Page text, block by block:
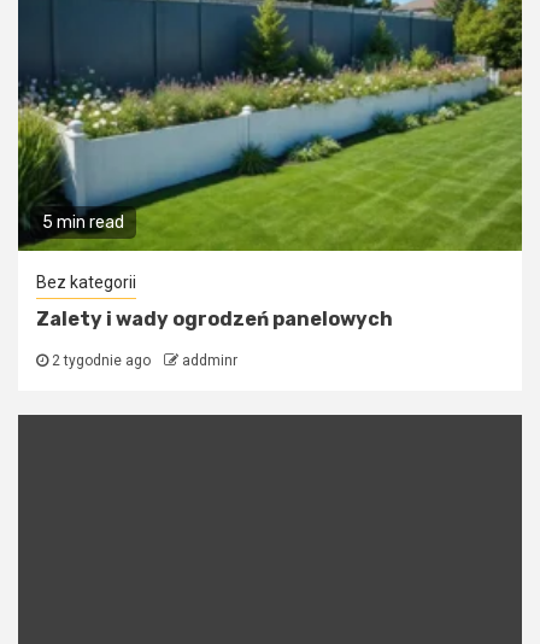
5 min read
Bez kategorii
Zalety i wady ogrodzeń panelowych
2 tygodnie ago addminr